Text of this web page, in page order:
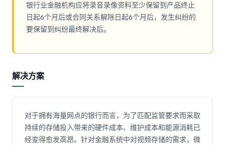
银行业金融机构应将录音录像资料至少保留到产品终止
日起6个月后或合同关系解除日起6个月后，发生纠纷的
要保留到纠纷最终解决后。
解决方案
对于拥有海量网点的银行而言，为了匹配监管要求而采取
持续的存储投入带来的硬件成本、维护成本和能源消耗已
经变得愈发高昂。针对金融系统中对视频存储的需求，微